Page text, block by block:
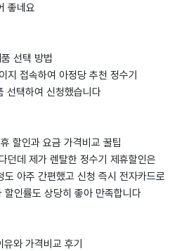
좋네요
선택 방법
지 접속하여 아정당 추천 정수기
선택하여 신청했습니다
할인과 요금 가격비교 꿀팁
던데 제가 렌탈한 정수기 제휴할인은
아주 간편했고 신청 즉시 전자카드로
할인률도 상당히 좋아 만족합니다
와 가격비교 후기